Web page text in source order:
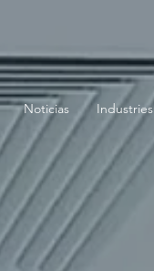
Noticias Industries